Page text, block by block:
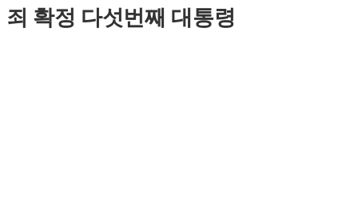
죄 확정 다섯번째 대통령